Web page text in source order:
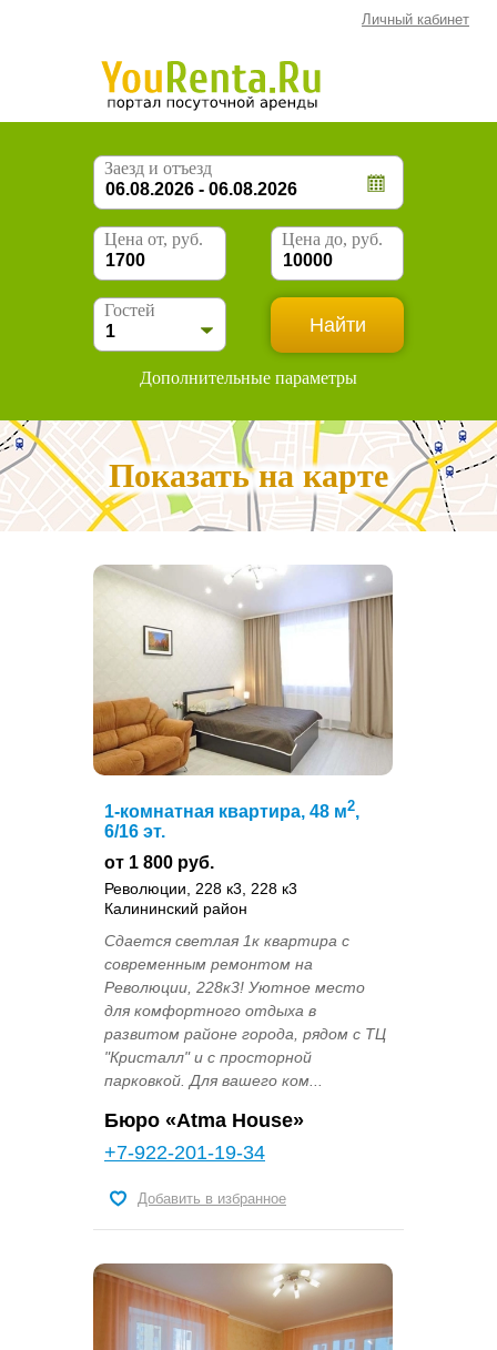
Личный кабинет
Заезд и отъезд
Цена от, руб. Цена до, руб.
Гостей
Дополнительные параметры
Показать на карте
1-комнатная квартира, 48 м2,
6/16 эт.
от 1 800 руб.
Революции, 228 к3, 228 к3
Калининский район
Сдается светлая 1к квартира с
современным ремонтом на
Революции, 228к3! Уютное место
для комфортного отдыха в
развитом районе города, рядом с ТЦ
"Кристалл" и с просторной
парковкой. Для вашего ком...
Бюро «Atma House»
+7-922-201-19-34
Добавить в избранное